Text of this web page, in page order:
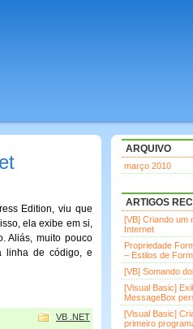
Edition, viu que
ela exibe em si,
Aliás, muito pouco
linha de código, e
VB .NET
ARQUIVO
março 2010
ARTIGOS
[VB] Criando um
Internet
Propriedade
– Estilos de
[VB] Somando
[Visual Basic]
MessageBox
[Visual Basic]
primeiro